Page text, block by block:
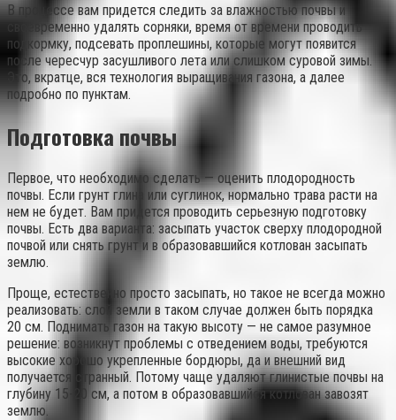
В процессе вам придется следить за влажностью почвы и
своевременно удалять сорняки, время от времени проводить
подкормку, подсевать проплешины, которые могут появится
после чересчур засушливого лета или слишком суровой зимы.
Это, вкратце, вся технология выращивания газона, а далее
подробно по пунктам.
Подготовка почвы
Первое, что необходимо сделать — оценить плодородность
почвы. Если грунт глина или суглинок, нормально трава расти на
нем не будет. Вам придется проводить серьезную подготовку
почвы. Есть два варианта: засыпать участок сверху плодородной
почвой или снять грунт и в образовавшийся котлован засыпать
землю.
Проще, естественно просто засыпать, но такое не всегда можно
реализовать: слой земли в таком случае должен быть порядка
20 см. Поднимать газон на такую высоту — не самое разумное
решение: возникнут проблемы с отведением воды, требуются
высокие хорошо укрепленные бордюры, да и внешний вид
получается странный. Потому чаще удаляют глинистые почвы на
глубину 15-20 см, а потом в образовавшийся котлован завозят
землю.